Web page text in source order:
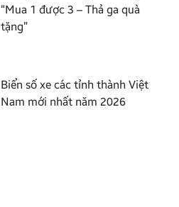
“Mua 1 được 3 – Thả ga quà
tặng”
Biển số xe các tỉnh thành Việt
Nam mới nhất năm 2026